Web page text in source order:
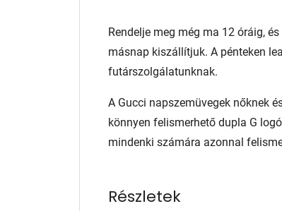
Rendelje meg még ma 12 óráig,
másnap kiszállítjuk. A pénteken
futárszolgálatunknak.
A Gucci napszemüvegek nőknek
könnyen felismerhető dupla G
mindenki számára azonnal
Részletek